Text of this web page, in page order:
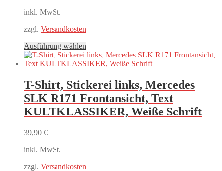
inkl. MwSt.
zzgl. Versandkosten
Ausführung wählen
Produkt
weist
Varianten
auf.
Die
Optionen
können
T-Shirt, Stickerei links, Mercedes
SLK R171 Frontansicht, Text
KULTKLASSIKER, Weiße Schrift
39,90 €
inkl. MwSt.
zzgl. Versandkosten